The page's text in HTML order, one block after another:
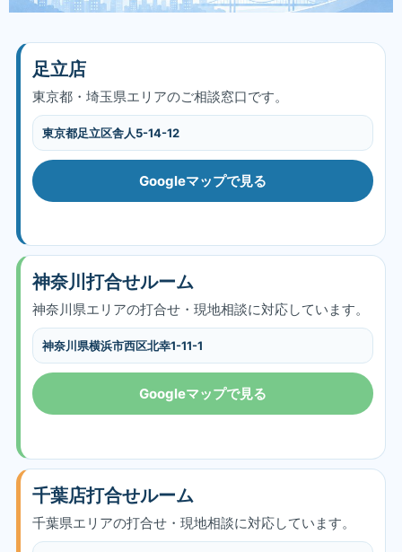
足立店
東京都・埼玉県エリアのご相談窓口です。
東京都足立区舎人5-14-12
Googleマップで見る
神奈川打合せルーム
神奈川県エリアの打合せ・現地相談に対応しています。
神奈川県横浜市西区北幸1-11-1
Googleマップで見る
千葉店打合せルーム
千葉県エリアの打合せ・現地相談に対応しています。